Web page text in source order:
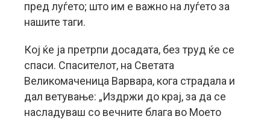
пред луѓето; што им е важно на луѓето за
нашите таги.
Кој ќе ја претрпи досадата, без труд ќе се
спаси. Спасителот, на Светата
Великомаченица Варвара, кога страдала и
дал ветување: „Издржи до крај, за да се
насладуваш со вечните блага во Моето